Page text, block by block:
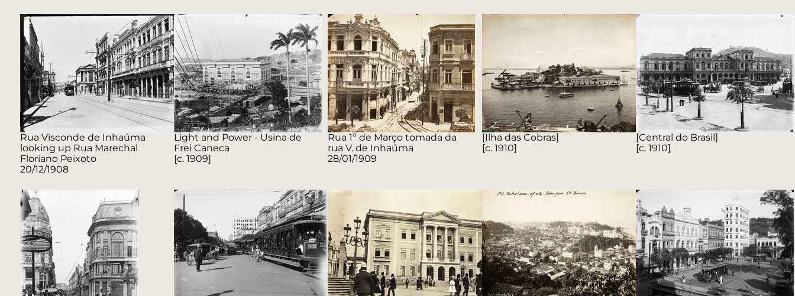
Rua Visconde de Inhaúma
looking up Rua Marechal
Floriano Peixoto
20/12/1908
Light and Power - Usina de
Frei Caneca
[c. 1909]
Rua 1º de Março tomada da
rua V. de Inhaúma
28/01/1909
[Ilha das Cobras]
[c. 1910]
[Central do Brasil]
[c. 1910]